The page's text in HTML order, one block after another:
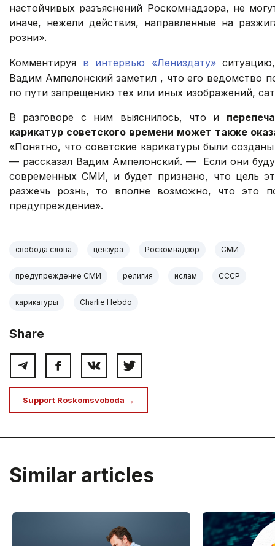
настойчивых разъяснений Роскомнадзора, не
иначе, нежели действия, направленные на
розни».
Комментируя в интервью «Лениздату»ситуацию,
Вадим Ампелонский заметил , что его ведомство
по пути запрещению тех или иных изображений,
В разговоре с ним выяснилось, что и
карикатур советского времени может также
«Понятно, что советские карикатуры были
— рассказал Вадим Ампелонский. — Если они
современных СМИ, и будет признано, что цель
разжечь рознь, то вполне возможно, что это
предупреждение».
свобода слова цензура Роскомнадзор СМИ
предупреждение СМИ религия ислам СССР
карикатуры Charlie Hebdo
Share
Support Roskomsvoboda →
Similar articles